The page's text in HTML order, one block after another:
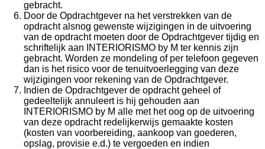
gebracht.
Door de Opdrachtgever na het verstrekken van de
opdracht alsnog gewenste wijzigingen in de uitvoering
van de opdracht moeten door de Opdrachtgever tijdig en
schriftelijk aan INTERIORISMO by M ter kennis zijn
gebracht. Worden ze mondeling of per telefoon gegeven
dan is het risico voor de tenuitvoerlegging van deze
wijzigingen voor rekening van de Opdrachtgever.
Indien de Opdrachtgever de opdracht geheel of
gedeeltelijk annuleert is hij gehouden aan
INTERIORISMO by M alle met het oog op de uitvoering
van deze opdracht redelijkerwijs gemaakte kosten
(kosten van voorbereiding, aankoop van goederen,
opslag, provisie e.d.) te vergoeden en indien